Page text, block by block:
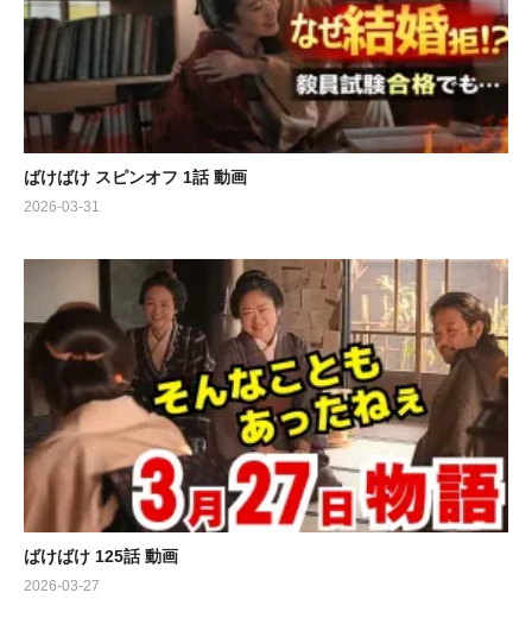
ばけばけ スピンオフ 1話 動画
2026-03-31
ばけばけ 125話 動画
2026-03-27